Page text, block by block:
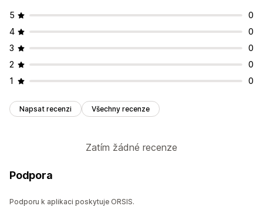
5
0
4
0
3
0
2
0
1
0
Napsat recenzi Všechny recenze
Zatím žádné recenze
Podpora
Podporu k aplikaci poskytuje ORSIS.